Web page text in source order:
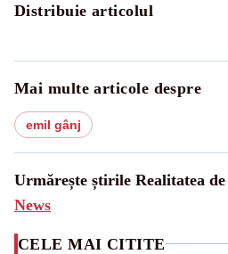
Distribuie articolul
Mai multe articole despre
emil gânj
Urmărește știrile Realitatea
News
CELE MAI CITITE